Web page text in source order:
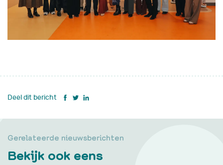
Deel dit bericht
Gerelateerde nieuwsberichten
Bekijk ook eens